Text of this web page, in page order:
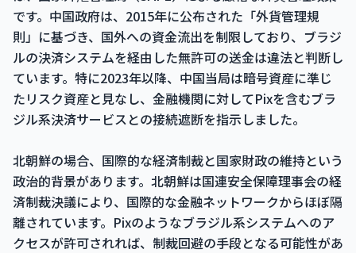
です。中国政府は、2015年に公布された「外貨管理規
則」に基づき、国外への資金流出を制限しており、ブラジ
ルの決済システムを経由した無許可の送金は違法と判断し
ています。特に2023年以降、中国当局は暗号資産に準じ
たリスク資産と見なし、金融機関に対してPixを含むブラ
ジル系決済サービスとの接続遮断を指示しました。
北朝鮮の場合、国際的な経済制裁と国家財政の維持という
政治的背景があります。北朝鮮は国連安全保障理事会の経
済制裁決議により、国際的な金融ネットワークからほぼ隔
離されています。Pixのようなブラジル系システムへのア
クセスが許可されれば、制裁回避の手段となる可能性があ